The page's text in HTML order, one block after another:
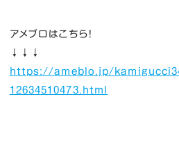
アメブロはこちら！
↓↓↓
https://ameblo.jp/
12634510473.html